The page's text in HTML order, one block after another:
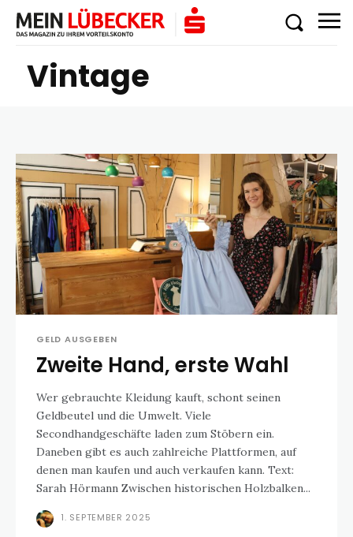
Vintage
GELD AUSGEBEN
Zweite Hand, erste Wahl
Wer gebrauchte Kleidung kauft, schont seinen
Geldbeutel und die Umwelt. Viele
Secondhandgeschäfte laden zum Stöbern ein.
Daneben gibt es auch zahlreiche Plattformen, auf
denen man kaufen und auch verkaufen kann. Text:
Sarah Hörmann Zwischen historischen Holzbalken...
1. SEPTEMBER 2025